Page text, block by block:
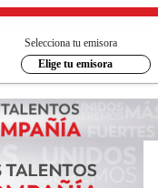
Selecciona tu emisora
Elige tu emisora